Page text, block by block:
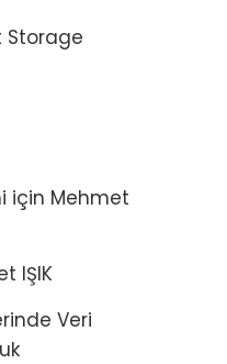
Storage
için Mehmet
IŞIK
Veri